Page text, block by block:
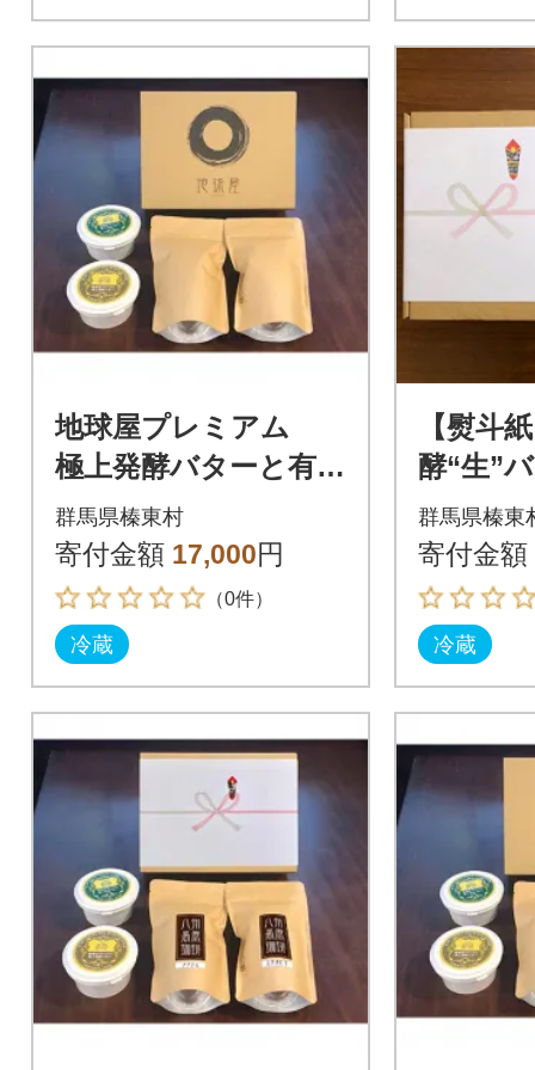
地球屋プレミアム
極上発酵バターと有塩
バター 珈琲(粉)2種
のセット
群馬県榛東村
寄付金額 17,000円
（0件）
冷蔵
【熨斗
酵“生”
2個
塩“生”
2個
群馬県榛東
寄付金額
冷蔵